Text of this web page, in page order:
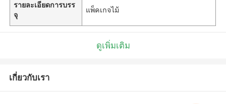
รายละเอียดการบรร
จุ
แพ็คเกจไม้
ดูเพิ่มเติม
เกี่ยวกับเรา